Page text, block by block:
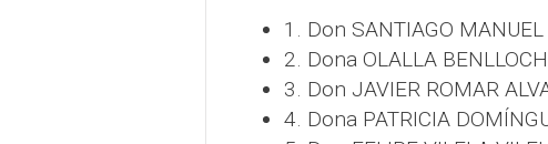
1. Don SANTIAGO
2. Dona OLALLA
3. Don JAVIER ROMAR
4. Dona PATRICIA